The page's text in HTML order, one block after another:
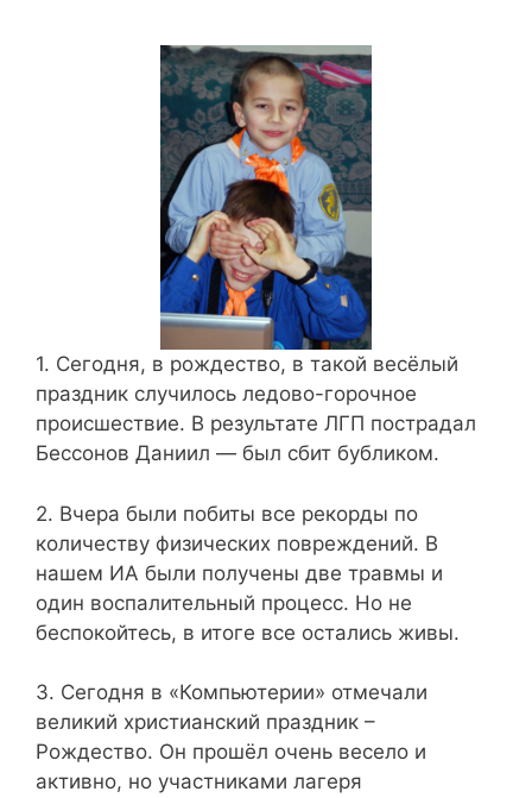
1. Сегодня, в рождество, в такой весёлый
праздник случилось ледово-горочное
происшествие. В результате ЛГП пострадал
Бессонов Даниил — был сбит бубликом.
2. Вчера были побиты все рекорды по
количеству физических повреждений. В
нашем ИА были получены две травмы и
один воспалительный процесс. Но не
беспокойтесь, в итоге все остались живы.
3. Сегодня в «Компьютерии» отмечали
великий христианский праздник –
Рождество. Он прошёл очень весело и
активно, но участниками лагеря